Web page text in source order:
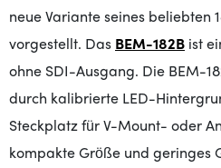
neue Variante seines beliebten
vorgestellt. Das BEM-182B ist
ohne SDI-Ausgang. Die BEM-
durch kalibrierte LED-
Steckplatz für V-Mount- oder
kompakte Größe und geringes